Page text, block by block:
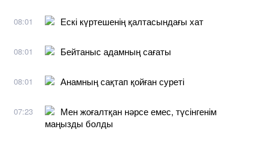
08:01 Ескі күртешенің қалтасындағы хат
08:01 Бейтаныс адамның сағаты
08:01 Анамның сақтап қойған суреті
07:23
Мен жоғалтқан нәрсе емес, түсінгенім
маңызды болды